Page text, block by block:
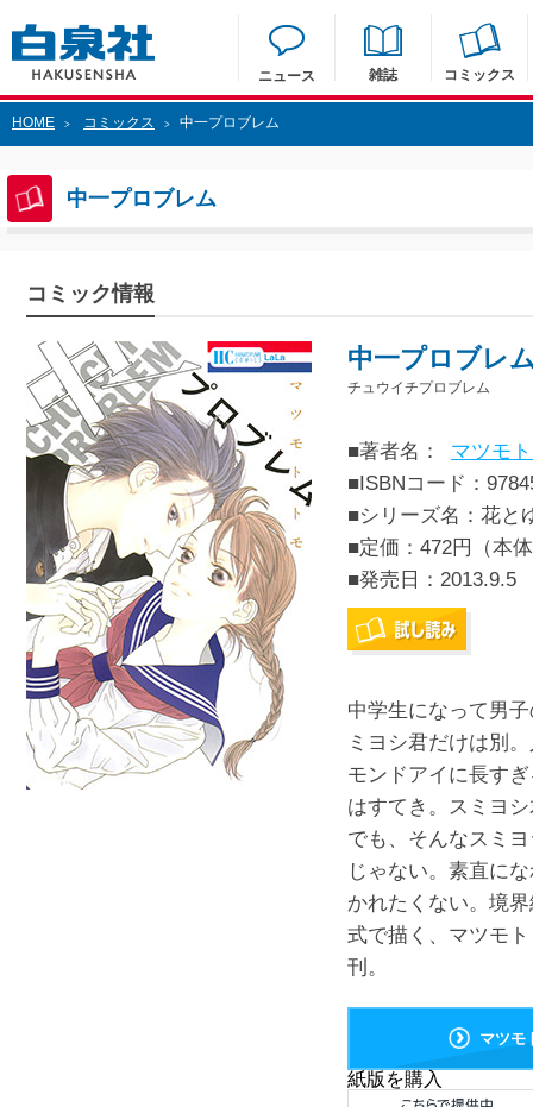
ニュース 雑誌 コミックス
HOME > コミックス > 中一プロブレム
中一プロブレム
コミック情報
中一プロブレ
チュウイチプロブレム
■著者名：
マツモ
■ISBNコード：
■シリーズ名：花と
■定価：472円（本
■発売日： 2013.9.5
中学生になって男
ミヨシ君だけは別
モンドアイに長す
はすてき。スミヨ
でも、そんなスミ
じゃない。素直に
かれたくない。境
式で描く、マツモ
刊。
マツモ
紙版を購入